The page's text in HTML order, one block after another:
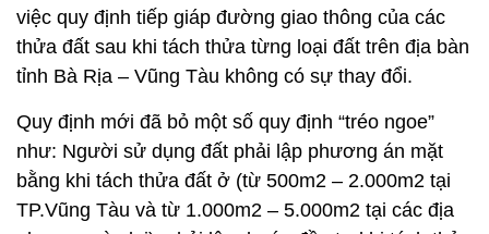
việc quy định tiếp giáp đường giao thông của các
thửa đất sau khi tách thửa từng loại đất trên địa bàn
tỉnh Bà Rịa – Vũng Tàu không có sự thay đổi.
Quy định mới đã bỏ một số quy định “tréo ngoe”
như: Người sử dụng đất phải lập phương án mặt
bằng khi tách thửa đất ở (từ 500m2 – 2.000m2 tại
TP.Vũng Tàu và từ 1.000m2 – 5.000m2 tại các địa